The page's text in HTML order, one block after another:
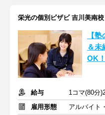
栄光の個別ビザビ 吉川美南校
【
＆未
OK
給与
1コマ(80分
雇用形態
アルバイト